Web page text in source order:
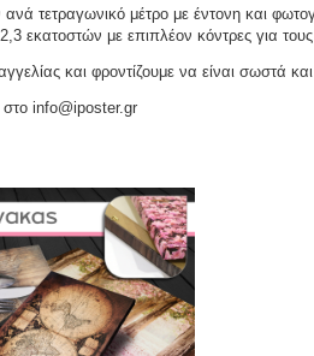
τετραγωνικό μέτρο με έντονη και
εκατοστών με επιπλέον κόντρες για
και φροντίζουμε να είναι σωστά
στο info@iposter.gr